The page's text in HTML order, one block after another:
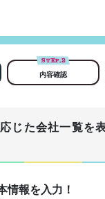
STEP.2
内容確認
じた会社一覧を
情報を入力！